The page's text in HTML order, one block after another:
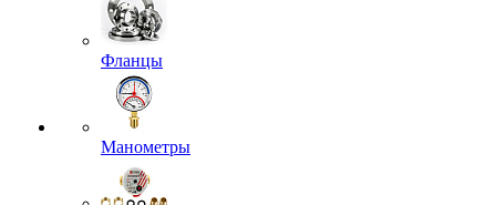
Фланцы
Манометры